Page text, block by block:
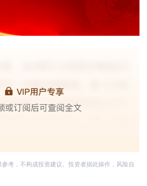
考，不构成投资建议。投资者据此操作，风险自